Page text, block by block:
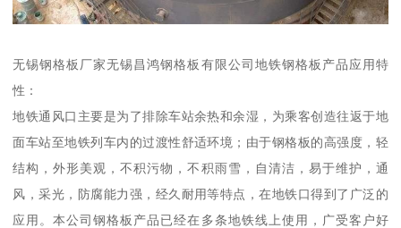
无锡钢格板厂家无锡昌鸿钢格板有限公司地铁钢格板产品应用特
性：
地铁通风口主要是为了排除车站余热和余湿，为乘客创造往返于地
面车站至地铁列车内的过渡性舒适环境；由于钢格板的高强度，轻
结构，外形美观，不积污物，不积雨雪，自清洁，易于维护，通
风，采光，防腐能力强，经久耐用等特点，在地铁口得到了广泛的
应用。本公司钢格板产品已经在多条地铁线上使用，广受客户好